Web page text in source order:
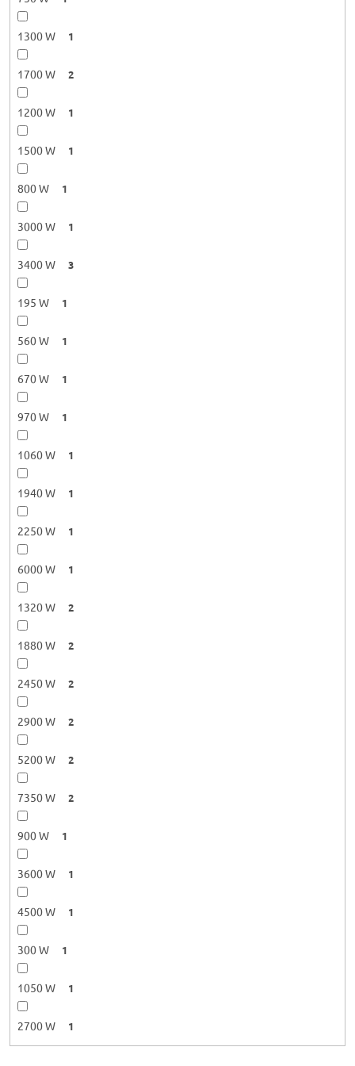
1300 W 1
1700 W 2
1200 W 1
1500 W 1
800 W 1
3000 W 1
3400 W 3
195 W 1
560 W 1
670 W 1
970 W 1
1060 W 1
1940 W 1
2250 W 1
6000 W 1
1320 W 2
1880 W 2
2450 W 2
2900 W 2
5200 W 2
7350 W 2
900 W 1
3600 W 1
4500 W 1
300 W 1
1050 W 1
2700 W 1